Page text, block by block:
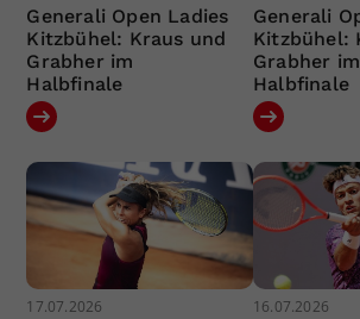
Generali Open Ladies
Kitzbühel: Kraus und
Grabher im
Halbfinale
Generali
Kitzbühel:
Grabher im
Halbfinale
17.07.2026 16.07.2026